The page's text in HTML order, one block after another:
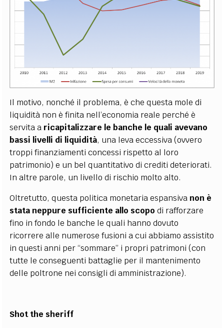
Il motivo, nonché il problema, è che questa mole di
liquidità non è finita nell’economia reale perché è
servita a ricapitalizzare le banche le quali avevano
bassi livelli di liquidità, una leva eccessiva (ovvero
troppi finanziamenti concessi rispetto al loro
patrimonio) e un bel quantitativo di crediti deteriorati.
In altre parole, un livello di rischio molto alto.
Oltretutto, questa politica monetaria espansiva non è
stata neppure sufficiente allo scopodi rafforzare
fino in fondo le banche le quali hanno dovuto
ricorrere alle numerose fusioni a cui abbiamo assistito
in questi anni per “sommare” i propri patrimoni (con
tutte le conseguenti battaglie per il mantenimento
delle poltrone nei consigli di amministrazione).
Shot the sheriff